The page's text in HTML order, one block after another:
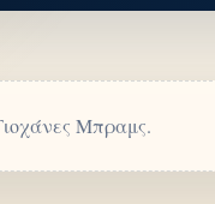
Μπραμς.